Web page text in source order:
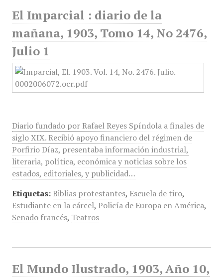
El Imparcial : diario de la
mañana, 1903, Tomo 14, No 2476,
Julio 1
Diario fundado por Rafael Reyes Spíndola a finales de
siglo XIX. Recibió apoyo financiero del régimen de
Porfirio Díaz, presentaba información industrial,
literaria, política, económica y noticias sobre los
estados, editoriales, y publicidad…
Etiquetas: Biblias protestantes, Escuela de tiro,
Estudiante en la cárcel, Policía de Europa en América,
Senado francés, Teatros
El Mundo Ilustrado, 1903, Año 10,